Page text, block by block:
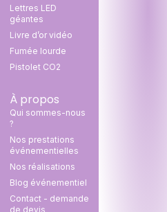
Lettres LED
géantes
Livre d’or vidéo
Fumée lourde
Pistolet CO2
À propos
Qui sommes-nous
?
Nos prestations
événementielles
Nos réalisations
Blog événementiel
Contact - demande
de devis